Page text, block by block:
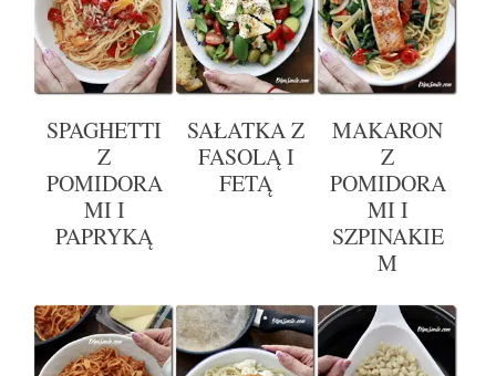
SPAGHETTI
Z
POMIDORA
MI I
PAPRYKĄ
SAŁATKA Z
FASOLĄ I
FETĄ
MAKARON
Z
POMIDORA
MI I
SZPINAKIE
M